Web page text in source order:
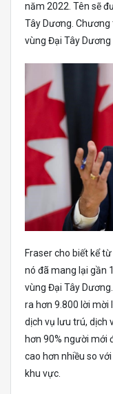
năm 2022. Tên sẽ
Tây Dương.
vùng Đại Tây
Fraser cho biết kể
nó đã mang lại gần
vùng Đại Tây
ra hơn 9.800 lời mời
dịch vụ lưu trú, dịch
hơn 90% người mới
cao hơn nhiều so
khu vực.